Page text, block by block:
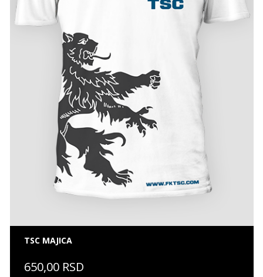
TSC MAJICA
650,00 RSD